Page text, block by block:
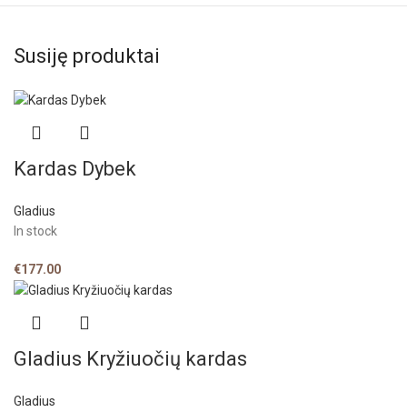
Susiję produktai
Kardas Dybek
Gladius
In stock
€177.00
Gladius Kryžiuočių kardas
Gladius